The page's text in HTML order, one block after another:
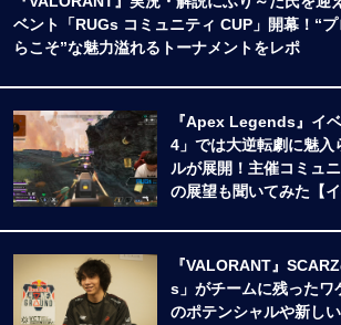
ベント「RUGs コミュニティ CUP」開幕！“
らこそ”な魅力溢れるトーナメントをレポ
『Apex Legends』イ
4」では大逆転劇に魅入
ルが展開！主催コミュ
の展望も聞いてみた【イ
『VALORANT』
s」がチームに残った
のポテンシャルや新し